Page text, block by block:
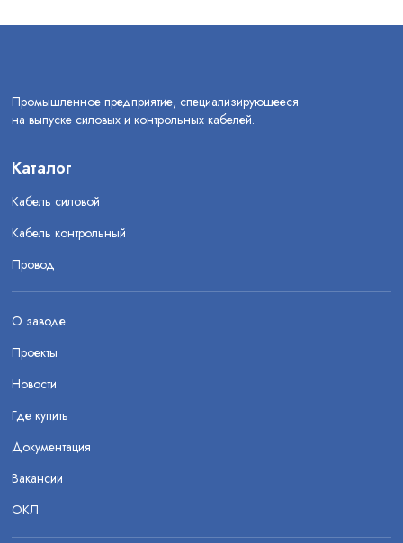
Промышленное предприятие, специализирующееся
на выпуске силовых и контрольных кабелей.
Каталог
Кабель силовой
Кабель контрольный
Провод
О заводе
Проекты
Новости
Где купить
Документация
Вакансии
ОКЛ